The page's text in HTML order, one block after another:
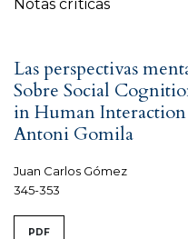
Notas críticas
Las perspectivas
Sobre Social
in Human
Antoni Gomila
Juan Carlos Gómez
345-353
PDF